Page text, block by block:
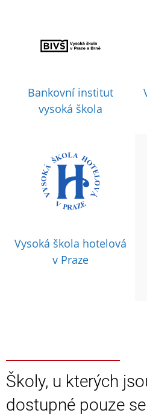
Bankovní institut
vysoká škola
Vysoká škola hotelová
v Praze
Školy, u kterých
dostupné pouze